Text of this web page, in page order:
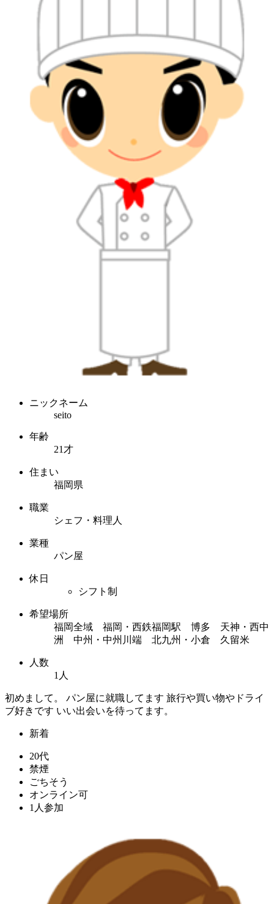
ニックネーム
seito
年齢
21才
住まい
福岡県
職業
シェフ・料理人
業種
パン屋
休日
シフト制
希望場所
福岡全域 福岡・西鉄福岡駅 博多 天神・西中
洲 中州・中州川端 北九州・小倉 久留米
人数
1人
初めまして。 パン屋に就職してます 旅行や買い物やドライ
ブ好きです いい出会いを待ってます。
新着
20代
禁煙
ごちそう
オンライン可
1人参加